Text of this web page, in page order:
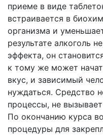
приеме в виде
встраивается в
организма и
результате алкоголь
эффекта, он
к тому же может
вкус, и зависимый
нуждаться. Средство
процессы, не
По окончанию курса
процедуры для